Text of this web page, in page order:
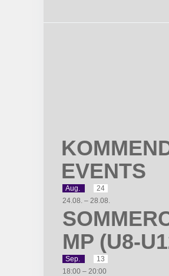
EVENTS
Aug.
24
24.08. – 28.08.
MP (U8-
Sep.
13
18:00 – 20:00